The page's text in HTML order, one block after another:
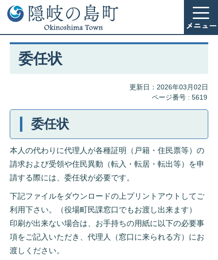
委任状
更新日：2026年03月02日
ページ番号 : 5619
委任状
本人の代わりに代理人が各種証明（戸籍・住民票等）の
請求および受領や住民異動（転入・転居・転出等）を申
請する際には、委任状が必要です。
下記ファイルをダウンロードの上プリントアウトしてご
利用下さい。（役場町民課窓口でもお渡し出来ます）
印刷が出来ない場合は、お手持ちの用紙に以下の必要事
項をご記入いただき、代理人（窓口に来られる方）にお
渡しください。